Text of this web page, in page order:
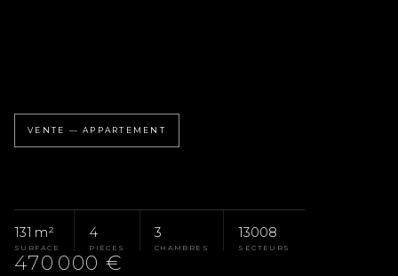
VENTE — APPARTEMENT
131 m²
SURFACE
4
PIÈCES
3
CHAMBRES
13008
SECTEURS
470 000 €